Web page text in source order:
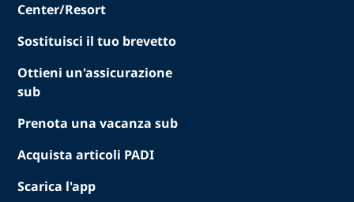
Center/Resort
Sostituisci il tuo brevetto
Ottieni un'assicurazione
sub
Prenota una vacanza sub
Acquista articoli PADI
Scarica l'app